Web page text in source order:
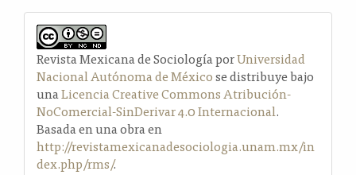
Revista Mexicana de Sociología porUniversidad
Nacional Autónoma de Méxicose distribuye bajo
unaLicencia Creative Commons Atribución-
NoComercial-SinDerivar 4.0 Internacional.
Basada en una obra en
http://revistamexicanadesociologia.unam.mx/in
dex.php/rms/.